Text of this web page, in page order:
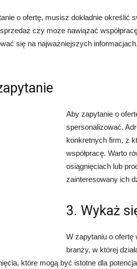
o ofertę, musisz dokładnie określić
czy może nawiązać
się na najważniejszych
Aby zapytanie o
spersonalizować.
konkretnych firm, z
współpracę. Warto
osiągnięciach lub
zainteresowany ich
3. Wykaż
W zapytaniu o
branży, w której
które mogą być istotne dla